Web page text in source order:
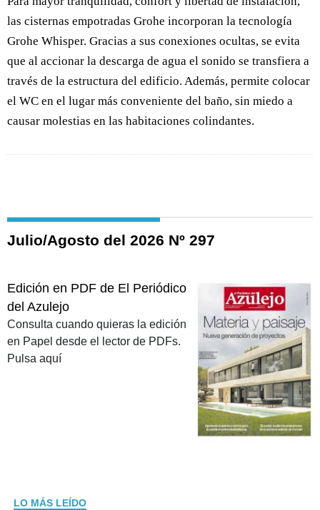
las cisternas empotradas Grohe incorporan la tecnología
Grohe Whisper. Gracias a sus conexiones ocultas, se evita
que al accionar la descarga de agua el sonido se transfiera a
través de la estructura del edificio. Además, permite colocar
el WC en el lugar más conveniente del baño, sin miedo a
causar molestias en las habitaciones colindantes.
Julio/Agosto del 2026 Nº 297
Edición en PDF de El Periódico
del Azulejo
Consulta cuando quieras la edición
en Papel desde el lector de PDFs.
Pulsa aquí
LO MÁS LEÍDO